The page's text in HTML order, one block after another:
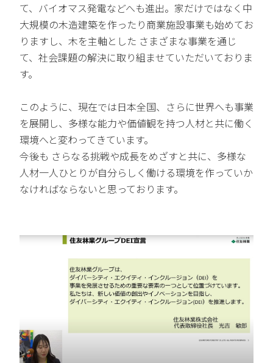
て、バイオマス発電などへも進出。家だけではなく中
大規模の木造建築を作ったり商業施設事業も始めてお
りますし、木を主軸とした さまざまな事業を通じ
て、社会課題の解決に取り組ませていただいておりま
す。
このように、現在では日本全国、さらに世界へも事業
を展開し、多様な能力や価値観を持つ人材と共に働く
環境へと変わってきています。
今後も さらなる挑戦や成長をめざすと共に、多様な
人材一人ひとりが自分らしく働ける環境を作っていか
なければならないと思っております。